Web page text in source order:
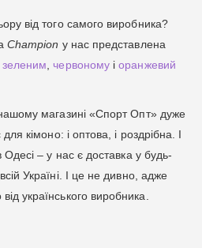
від того самого виробника?
Champion у нас представлена ​​
зеленим,червоному іоранжевий
магазині «Спорт Опт» дуже
кімоно: і оптова, і роздрібна. І
– у нас є доставка у будь-
Україні. І це не дивно, адже
українського виробника.